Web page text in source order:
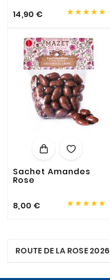
14,90 €     
Sachet Amandes
Rose
8,00 €     
ROUTE DE LA ROSE 2026